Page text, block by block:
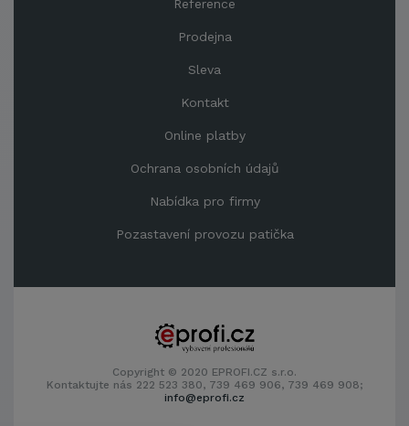
Reference
Prodejna
Sleva
Kontakt
Online platby
Ochrana osobních údajů
Nabídka pro firmy
Pozastavení provozu patička
Copyright © 2020 EPROFI.CZ s.r.o.
Kontaktujte nás 222 523 380, 739 469 906, 739 469 908;
info@eprofi.cz